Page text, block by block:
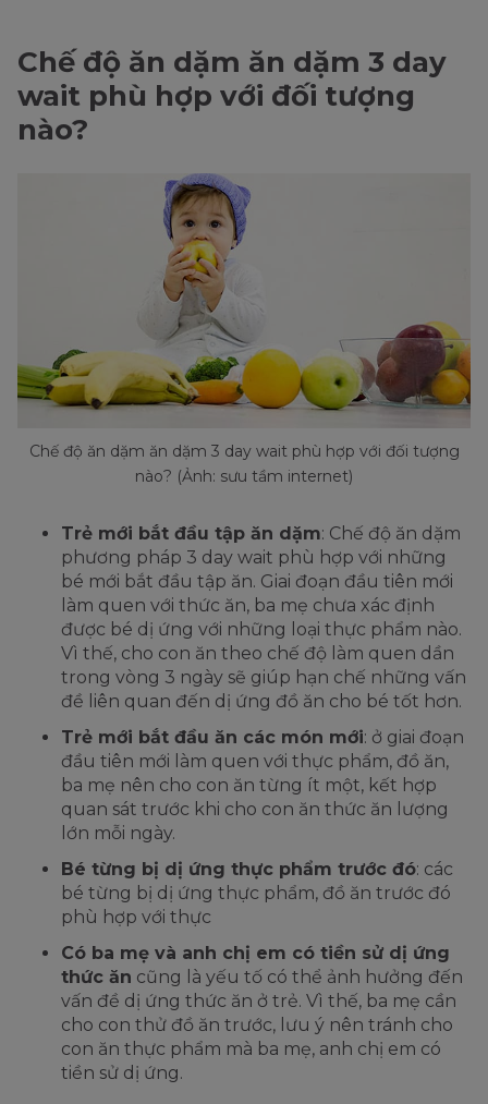
Chế độ ăn dặm ăn dặm 3 day
wait phù hợp với đối tượng
nào?
Chế độ ăn dặm ăn dặm 3 day wait phù hợp với đối tượng
nào? (Ảnh: sưu tầm internet)
Trẻ mới bắt đầu tập ăn dặm: Chế độ ăn dặm
phương pháp 3 day wait phù hợp với những
bé mới bắt đầu tập ăn. Giai đoạn đầu tiên mới
làm quen với thức ăn, ba mẹ chưa xác định
được bé dị ứng với những loại thực phẩm nào.
Vì thế, cho con ăn theo chế độ làm quen dần
trong vòng 3 ngày sẽ giúp hạn chế những vấn
đề liên quan đến dị ứng đồ ăn cho bé tốt hơn.
Trẻ mới bắt đầu ăn các món mới: ở giai đoạn
đầu tiên mới làm quen với thực phẩm, đồ ăn,
ba mẹ nên cho con ăn từng ít một, kết hợp
quan sát trước khi cho con ăn thức ăn lượng
lớn mỗi ngày.
Bé từng bị dị ứng thực phẩm trước đó: các
bé từng bị dị ứng thực phẩm, đồ ăn trước đó
phù hợp với thực
Có ba mẹ và anh chị em có tiền sử dị ứng
thức ăn cũng là yếu tố có thể ảnh hưởng đến
vấn đề dị ứng thức ăn ở trẻ. Vì thế, ba mẹ cần
cho con thử đồ ăn trước, lưu ý nên tránh cho
con ăn thực phẩm mà ba mẹ, anh chị em có
tiền sử dị ứng.